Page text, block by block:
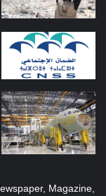
Magazine,